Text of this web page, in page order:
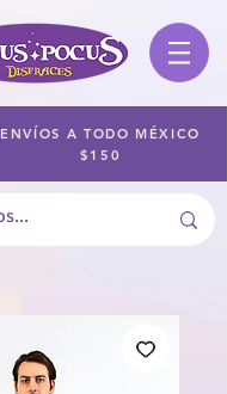
ENVÍOS A TODO MÉXICO
$150